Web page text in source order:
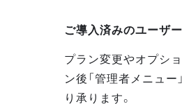
ご導入済みのユーザ
プラン変更やオプシ
ン後「管理者メニュー
り承ります。